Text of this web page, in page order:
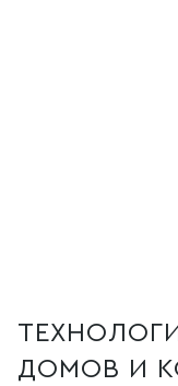
ДОМОВ И